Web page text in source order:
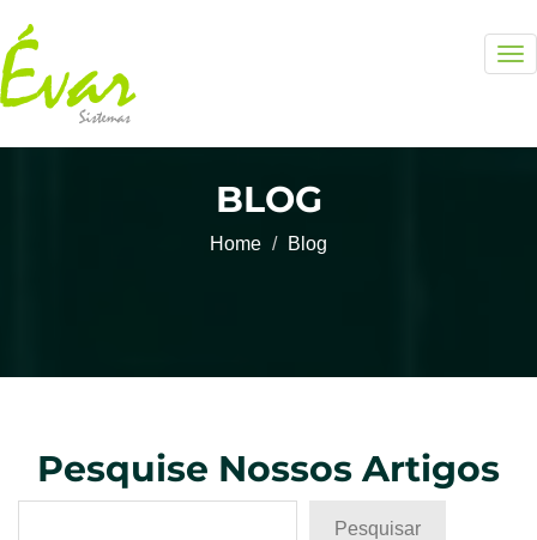
BLOG
Home Blog
Pesquise Nossos Artigos
Pesquisar